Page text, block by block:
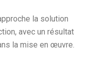
la solution
avec un résultat
la mise en œuvre.